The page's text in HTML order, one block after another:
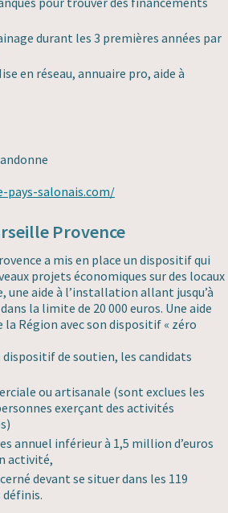
durant les 3 premières années par
en réseau, annuaire pro, aide à
pays-salonais.com/
Provence
a mis en place un dispositif qui
projets économiques sur des locaux
aide à l’installation allant jusqu’à
la limite de 20 000 euros. Une aide
la Région avec son dispositif « zéro
de soutien, les candidats
ou artisanale (sont exclues les
exerçant des activités
annuel inférieur à 1,5 million d’euros
activité,
devant se situer dans les 119